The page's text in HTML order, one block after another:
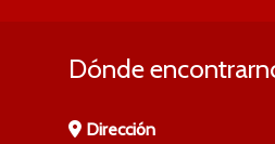
Dónde
Dirección